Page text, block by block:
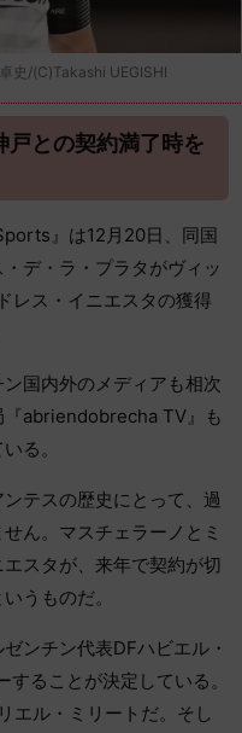
史/(C)Takashi UEGISHI
戸との契約満了時を
』は12月20日、同国
デ・ラ・プラタがヴィッ
レス・イニエスタの獲得
国内外のメディアも相次
『abriendobrecha TV』も
る。
テスの歴史にとって、過
ん。マスチェラーノとミ
スタが、来年で契約が切
うものだ。
ンチン代表DFハビエル・
ることが決定している。
エル・ミリートだ。そし